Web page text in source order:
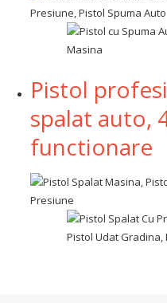
Pistol
spalat auto,
functionare